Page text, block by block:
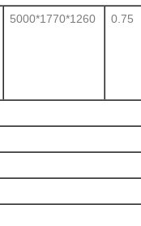
5000*1770*1260 0.75